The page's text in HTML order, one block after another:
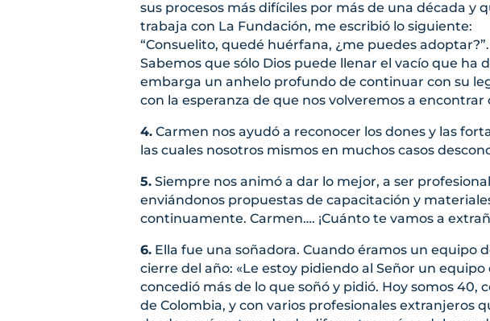
sus procesos más difíciles por más de una década y
trabaja con La Fundación, me escribió lo siguiente:
“Consuelito, quedé huérfana, ¿me puedes adoptar?”.
Sabemos que sólo Dios puede llenar el vacío que
embarga un anhelo profundo de continuar con su
con la esperanza de que nos volveremos a encontrar
4. Carmen nos ayudó a reconocer los dones y las
las cuales nosotros mismos en muchos casos
5. Siempre nos animó a dar lo mejor, a ser
enviándonos propuestas de capacitación y
continuamente. Carmen…. ¡Cuánto te vamos a
6. Ella fue una soñadora. Cuando éramos un equipo
cierre del año: «Le estoy pidiendo al Señor un equipo
concedió más de lo que soñó y pidió. Hoy somos
de Colombia, y con varios profesionales extranjeros